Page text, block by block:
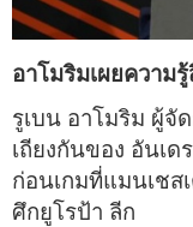
อาโมริมเผยควา
รูเบน อาโมริม ผู้จั
เถียงกันของ อันเ
ก่อนเกมที่แมนเชส
ศึกยูโรป้า ลีก